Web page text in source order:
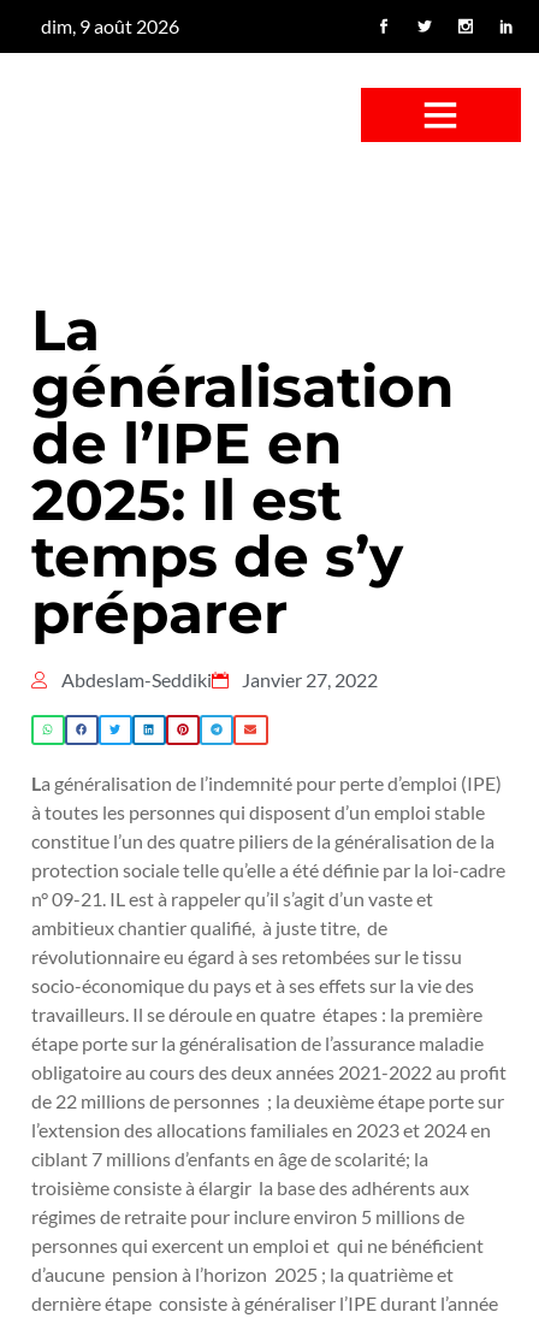
dim, 9 août 2026
La
généralisation
de l’IPE en
2025: Il est
temps de s’y
préparer
Abdeslam-Seddiki Janvier 27, 2022
La généralisation de l’indemnité pour perte d’emploi (IPE)
à toutes les personnes qui disposent d’un emploi stable
constitue l’un des quatre piliers de la généralisation de la
protection sociale telle qu’elle a été définie par la loi-cadre
n° 09-21. IL est à rappeler qu’il s’agit d’un vaste et
ambitieux chantier qualifié, à juste titre, de
révolutionnaire eu égard à ses retombées sur le tissu
socio-économique du pays et à ses effets sur la vie des
travailleurs. Il se déroule en quatre étapes : la première
étape porte sur la généralisation de l’assurance maladie
obligatoire au cours des deux années 2021-2022 au profit
de 22 millions de personnes ; la deuxième étape porte sur
l’extension des allocations familiales en 2023 et 2024 en
ciblant 7 millions d’enfants en âge de scolarité; la
troisième consiste à élargir la base des adhérents aux
régimes de retraite pour inclure environ 5 millions de
personnes qui exercent un emploi et qui ne bénéficient
d’aucune pension à l’horizon 2025 ; la quatrième et
dernière étape consiste à généraliser l’IPE durant l’année